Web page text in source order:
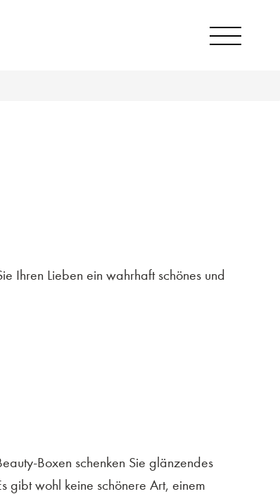
Ihren Lieben ein wahrhaft schönes und
Boxen schenken Sie glänzendes
gibt wohl keine schönere Art, einem